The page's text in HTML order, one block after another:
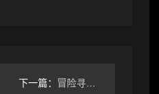
下一篇： 冒险寻宝然后打败魔王新手小攻略